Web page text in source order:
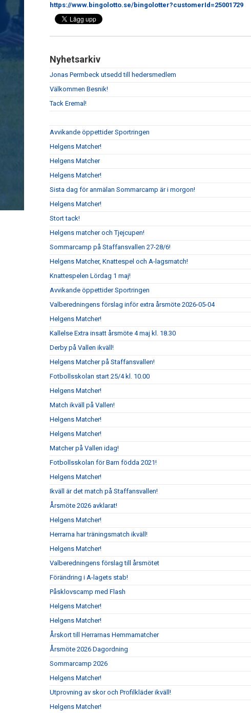
https://www.bingolotto.se/bingolotter?customerId=25001729
Nyhetsarkiv
Jonas Permbeck utsedd till hedersmedlem
Välkommen Besnik!
Tack Eremal!
Avvikande öppettider Sportringen
Helgens Matcher!
Helgens Matcher
Helgens Matcher!
Sista dag för anmälan Sommarcamp är i morgon!
Helgens Matcher!
Stort tack!
Helgens matcher och Tjejcupen!
Sommarcamp på Staffansvallen 27-28/6!
Helgens Matcher, Knattespel och A-lagsmatch!
Knattespelen Lördag 1 maj!
Avvikande öppettider Sportringen
Valberedningens förslag inför extra årsmöte 2026-05-04
Helgens Matcher!
Kallelse Extra insatt årsmöte 4 maj kl. 18.30
Derby på Vallen ikväll!
Helgens Matcher på Staffansvallen!
Fotbollsskolan start 25/4 kl. 10.00
Helgens Matcher!
Match ikväll på Vallen!
Helgens Matcher!
Helgens Matcher!
Matcher på Vallen idag!
Fotbollsskolan för Barn födda 2021!
Helgens Matcher!
Ikväll är det match på Staffansvallen!
Årsmöte 2026 avklarat!
Helgens Matcher!
Herrarna har träningsmatch ikväll!
Helgens Matcher!
Valberedningens förslag till årsmötet
Förändring i A-lagets stab!
Påsklovscamp med Flash
Helgens Matcher!
Helgens Matcher!
Årskort till Herrarnas Hemmamatcher
Årsmöte 2026 Dagordning
Sommarcamp 2026
Helgens Matcher!
Utprovning av skor och Profilkläder ikväll!
Helgens Matcher!